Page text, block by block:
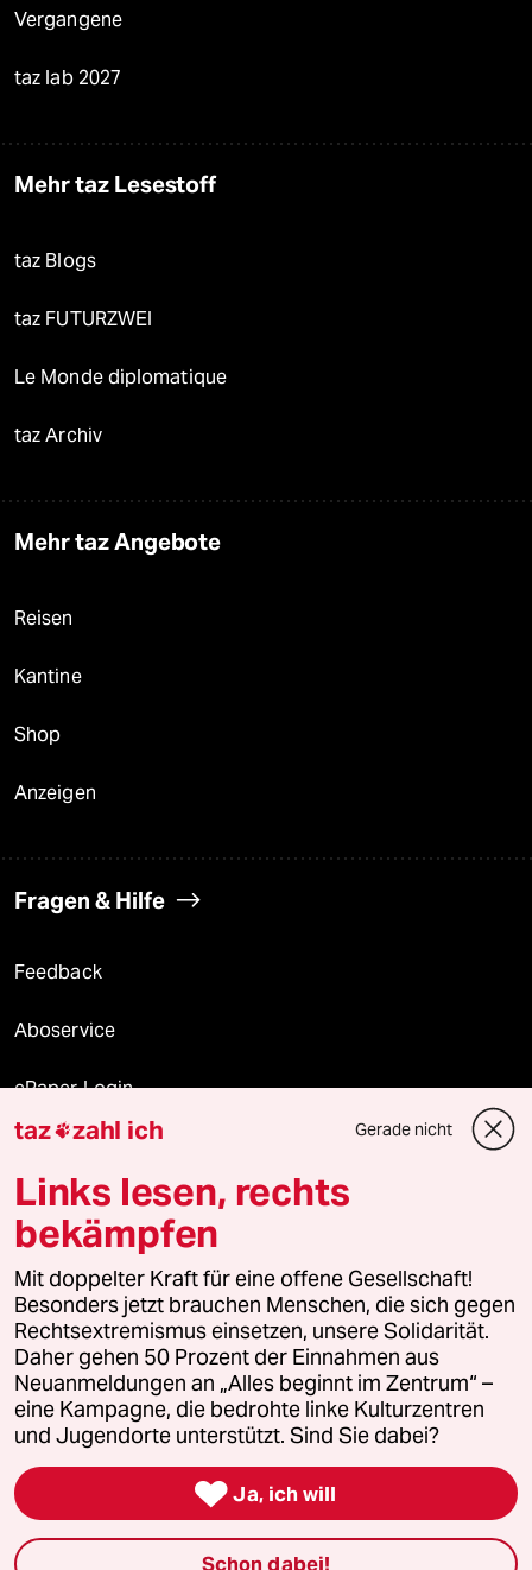
Vergangene
taz lab 2027
Mehr taz Lesestoff
taz Blogs
taz FUTURZWEI
Le Monde diplomatique
taz Archiv
Mehr taz Angebote
Reisen
Kantine
Shop
Anzeigen
Fragen & Hilfe
Feedback
Aboservice
ePaper Login
Downloads für Abonnierende
© 2026 taz Verlags und Vertriebs GmbH
Alle Rechte vorbehalten. Bei rechtlichen Fragen oder für Genehmigungen
wenden Sie sich bitte an
lizenzen@taz.de
Feedback Redaktionsstatut Kommune-Richtlinien
Leitlinie Informant Datenschutz Impressum AGB
Seitenwende Einwilligungen widerrufen (Ads)
taz zahl ich Gerade nicht
Links lesen, rechts
bekämpfen
Mit doppelter Kraft für eine offene Gesellschaft!
Besonders jetzt brauchen Menschen, die sich gegen
Rechtsextremismus einsetzen, unsere Solidarität.
Daher gehen 50 Prozent der Einnahmen aus
Neuanmeldungen an „Alles beginnt im Zentrum“ –
eine Kampagne, die bedrohte linke Kulturzentren
und Jugendorte unterstützt. Sind Sie dabei?
 Ja, ich will
Schon dabei!